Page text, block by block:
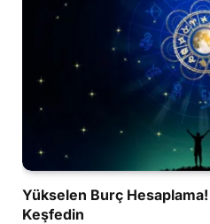
Yükselen Burç
Keşfedin